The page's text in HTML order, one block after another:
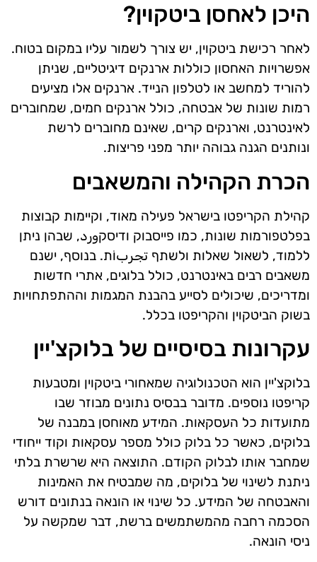
היכן לאחסן ביטקוין?
לאחר רכישת ביטקוין, יש צורך לשמור עליו במקום בטוח.
אפשרויות האחסון כוללות ארנקים דיגיטליים, שניתן
להוריד למחשב או לטלפון הנייד. ארנקים אלו מציעים
רמות שונות של אבטחה, כולל ארנקים חמים, שמחוברים
לאינטרנט, וארנקים קרים, שאינם מחוברים לרשת
ונותנים הגנה גבוהה יותר מפני פריצות.
הכרת הקהילה והמשאבים
קהילת הקריפטו בישראל פעילה מאוד, וקיימות קבוצות
בפלטפורמות שונות, כמו פייסבוק ודיסקورد, שבהן ניתן
ללמוד, לשאול שאלות ולשתף تجربוֹת. בנוסף, ישנם
משאבים רבים באינטרנט, כולל בלוגים, אתרי חדשות
ומדריכים, שיכולים לסייע בהבנת המגמות וההתפתחויות
בשוק הביטקוין והקריפטו בכלל.
עקרונות בסיסיים של בלוקצ'יין
בלוקצ'יין הוא הטכנולוגיה שמאחורי ביטקוין ומטבעות
קריפטו נוספים. מדובר בבסיס נתונים מבוזר שבו
מתועדות כל העסקאות. המידע מאוחסן במבנה של
בלוקים, כאשר כל בלוק כולל מספר עסקאות וקוד ייחודי
שמחבר אותו לבלוק הקודם. התוצאה היא שרשרת בלתי
ניתנת לשינוי של בלוקים, מה שמבטיח את האמינות
והאבטחה של המידע. כל שינוי או הונאה בנתונים דורש
הסכמה רחבה מהמשתמשים ברשת, דבר שמקשה על
ניסי הונאה.